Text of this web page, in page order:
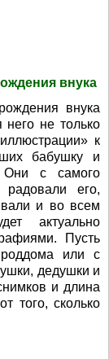
внука
внука
него не только
к
бабушку и
Они с самого
его,
и во всем
актуально
Пусть
или с
дедушки и
и длина
того, сколько